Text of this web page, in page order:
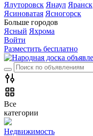
Ялуторовск Янаул Яранск
Ясиноватая Ясногорск
Больше городов
Ясный Яхрома
Войти
Разместить бесплатно
Все
категории
Недвижимость